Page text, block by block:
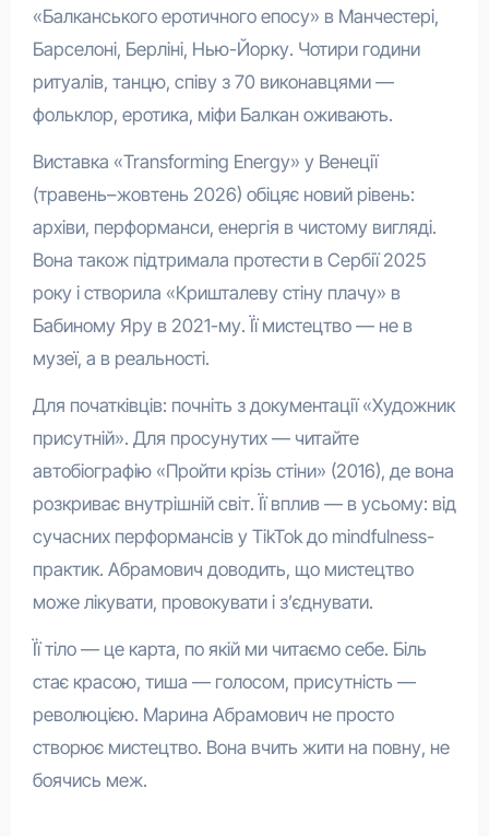
«Балканського еротичного епосу» в Манчестері,
Барселоні, Берліні, Нью-Йорку. Чотири години
ритуалів, танцю, співу з 70 виконавцями —
фольклор, еротика, міфи Балкан оживають.
Виставка «Transforming Energy» у Венеції
(травень–жовтень 2026) обіцяє новий рівень:
архіви, перформанси, енергія в чистому вигляді.
Вона також підтримала протести в Сербії 2025
року і створила «Кришталеву стіну плачу» в
Бабиному Яру в 2021-му. Її мистецтво — не в
музеї, а в реальності.
Для початківців: почніть з документації «Художник
присутній». Для просунутих — читайте
автобіографію «Пройти крізь стіни» (2016), де вона
розкриває внутрішній світ. Її вплив — в усьому: від
сучасних перформансів у TikTok до mindfulness-
практик. Абрамович доводить, що мистецтво
може лікувати, провокувати і з’єднувати.
Її тіло — це карта, по якій ми читаємо себе. Біль
стає красою, тиша — голосом, присутність —
революцією. Марина Абрамович не просто
створює мистецтво. Вона вчить жити на повну, не
боячись меж.